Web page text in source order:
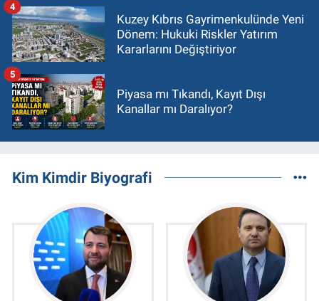
Kuzey Kıbrıs Gayrimenkulünde Yeni
Dönem: Hukuki Riskler Yatırım
Kararlarını Değiştiriyor
4
Piyasa mı Tıkandı, Kayıt Dışı
Kanallar mı Daralıyor?
5
Kim Kimdir Biyografi